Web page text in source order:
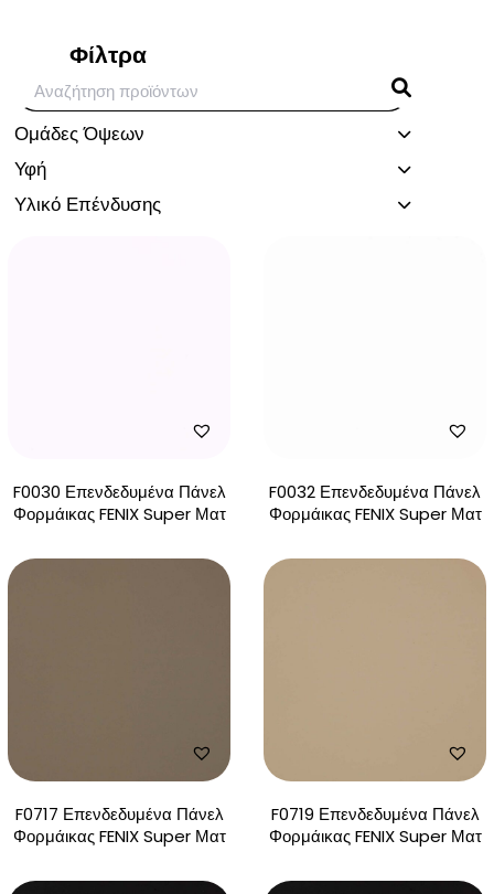
Φίλτρα
Ομάδες Όψεων
Υφή
Υλικό Επένδυσης
F0030 Επενδεδυμένα Πάνελ
Φορμάικας FENIX Super Ματ
F0032 Επενδεδυμένα Πάνελ
Φορμάικας FENIX Super Ματ
F0717 Επενδεδυμένα Πάνελ
Φορμάικας FENIX Super Ματ
F0719 Επενδεδυμένα Πάνελ
Φορμάικας FENIX Super Ματ